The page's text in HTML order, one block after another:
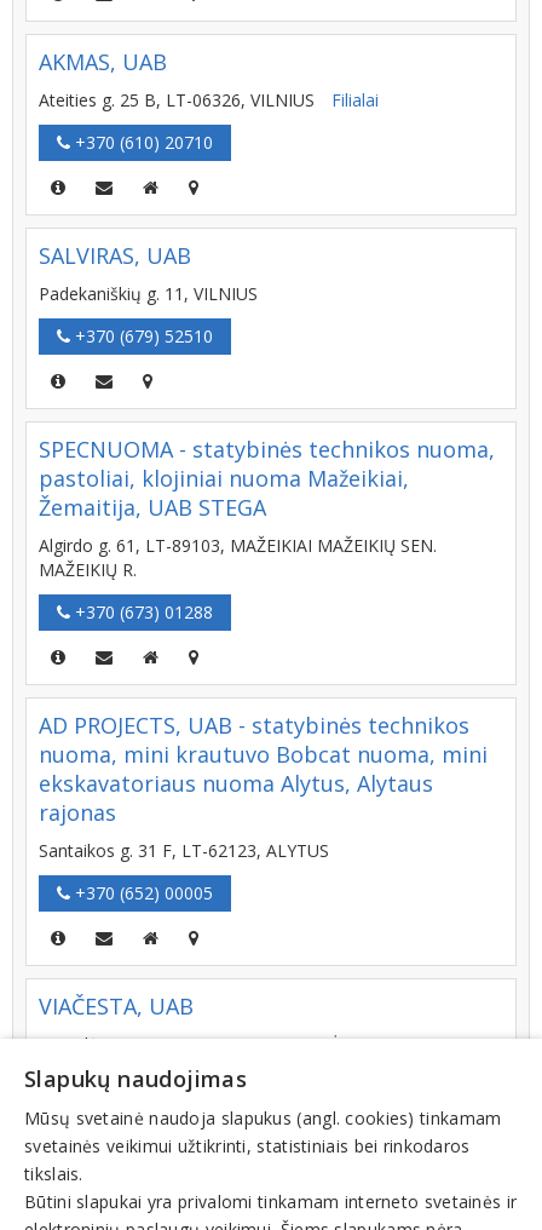
AKMAS, UAB
Ateities g. 25 B, LT-06326, VILNIUS
Filialai
+370 (610) 20710
SALVIRAS, UAB
Padekaniškių g. 11, VILNIUS
+370 (679) 52510
SPECNUOMA - statybinės technikos nuoma,
pastoliai, klojiniai nuoma Mažeikiai,
Žemaitija, UAB STEGA
Algirdo g. 61, LT-89103, MAŽEIKIAI MAŽEIKIŲ SEN.
MAŽEIKIŲ R.
+370 (673) 01288
AD PROJECTS, UAB - statybinės technikos
nuoma, mini krautuvo Bobcat nuoma, mini
ekskavatoriaus nuoma Alytus, Alytaus
rajonas
Santaikos g. 31 F, LT-62123, ALYTUS
+370 (652) 00005
VIAČESTA, UAB
Pergalės g. 15-26, LT-26126, ELEKTRĖNAI
+370 (638) 99219
STORENT, UAB
Slapukų naudojimas
Mūsų svetainė naudoja slapukus (angl. cookies) tinkamam
svetainės veikimui užtikrinti, statistiniais bei rinkodaros
tikslais.
Būtini slapukai yra privalomi tinkamam interneto svetainės ir